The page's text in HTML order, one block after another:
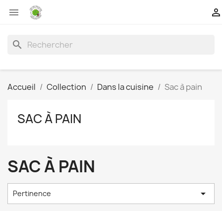
 
search
Accueil Collection Dans la cuisine Sac à pain
SAC À PAIN
SAC À PAIN
Pertinence 